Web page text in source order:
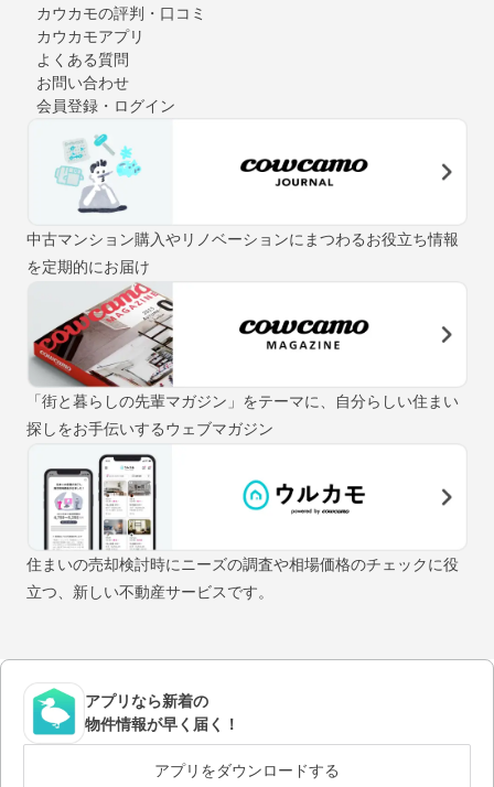
カウカモの評判・口コミ
カウカモアプリ
よくある質問
お問い合わせ
会員登録・ログイン
中古マンション購入やリノベーションにまつわるお役立ち情報
を定期的にお届け
「街と暮らしの先輩マガジン」をテーマに、自分らしい住まい
探しをお手伝いするウェブマガジン
住まいの売却検討時にニーズの調査や相場価格のチェックに役
立つ、新しい不動産サービスです。
アプリなら新着の
物件情報が早く届く！
アプリをダウンロードする